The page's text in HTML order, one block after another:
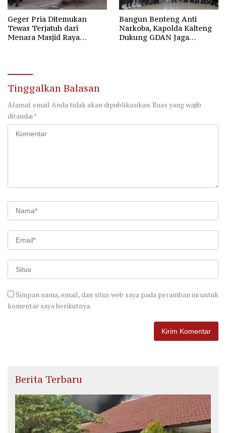
Geger Pria Ditemukan
Tewas Terjatuh dari
Menara Masjid Raya
Bangun Benteng Anti
Narkoba, Kapolda Kalteng
Dukung GDAN Jaga
Tinggalkan Balasan
Alamat email Anda tidak akan dipublikasikan.Ruas yang wajib
ditandai *
Simpan nama, email, dan situs web saya pada peramban ini untuk
komentar saya berikutnya.
Berita Terbaru